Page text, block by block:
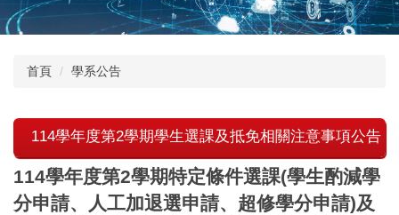
首頁 學系公告
114學年度第2學期學生選課及抵免相關注意事項公告​
114學年度第2學期特定條件選課(學生酌減學
分申請、人工加退選申請、超修學分申請)及